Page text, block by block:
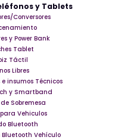
y Tablets
Conversores
y Power Bank
Tablet
Táctil
Libres
insumos Técnicos
y Smartband
Sobremesa
Vehiculos
Bluetooth
Bluetooth Vehículo